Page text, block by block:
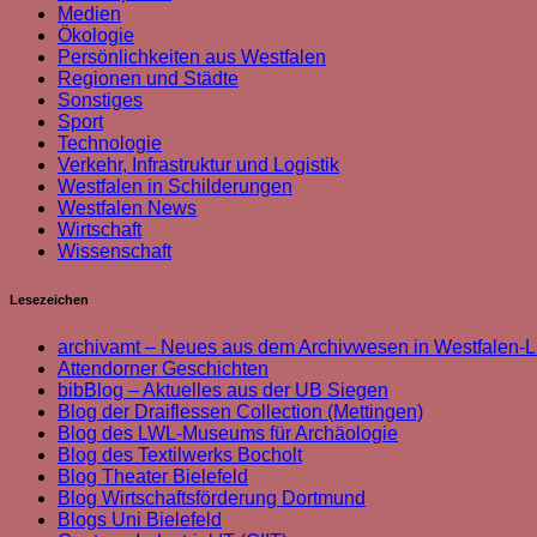
Medien
Ökologie
Persönlichkeiten aus Westfalen
Regionen und Städte
Sonstiges
Sport
Technologie
Verkehr, Infrastruktur und Logistik
Westfalen in Schilderungen
Westfalen News
Wirtschaft
Wissenschaft
Lesezeichen
archivamt – Neues aus dem Archivwesen in Westfalen-
Attendorner Geschichten
bibBlog – Aktuelles aus der UB Siegen
Blog der Draiflessen Collection (Mettingen)
Blog des LWL-Museums für Archäologie
Blog des Textilwerks Bocholt
Blog Theater Bielefeld
Blog Wirtschaftsförderung Dortmund
Blogs Uni Bielefeld